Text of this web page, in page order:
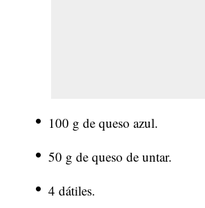
100 g de queso azul.
50 g de queso de untar.
4 dátiles.